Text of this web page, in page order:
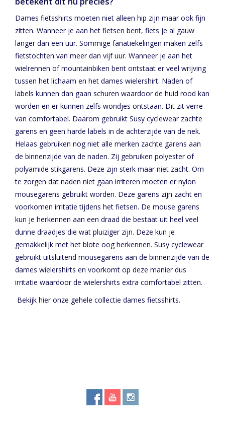
Dames fietsshirts moeten niet alleen hip zijn maar ook fijn
zitten. Wanneer je aan het fietsen bent, fiets je al gauw
langer dan een uur. Sommige fanatiekelingen maken zelfs
fietstochten van meer dan vijf uur. Wanneer je aan het
wielrennen of mountainbiken bent ontstaat er veel wrijving
tussen het lichaam en het dames wielershirt. Naden of
labels kunnen dan gaan schuren waardoor de huid rood kan
worden en er kunnen zelfs wondjes ontstaan. Dit zit verre
van comfortabel. Daarom gebruikt Susy cyclewear zachte
garens en geen harde labels in de achterzijde van de nek.
Helaas gebruiken nog niet alle merken zachte garens aan
de binnenzijde van de naden. Zij gebruiken polyester of
polyamide stikgarens. Deze zijn sterk maar niet zacht. Om
te zorgen dat naden niet gaan irriteren moeten er nylon
mousegarens gebruikt worden. Deze garens zijn zacht en
voorkomen irritatie tijdens het fietsen. De mouse garens
kun je herkennen aan een draad die bestaat uit heel veel
dunne draadjes die wat pluiziger zijn. Deze kun je
gemakkelijk met het blote oog herkennen. Susy cyclewear
gebruikt uitsluitend mousegarens aan de binnenzijde van de
dames wielershirts en voorkomt op deze manier dus
irritatie waardoor de wielershirts extra comfortabel zitten.
Bekijk hier onze gehele collectie dames fietsshirts.